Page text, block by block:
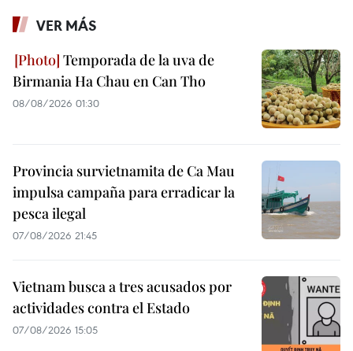
VER MÁS
Temporada de la uva de
Birmania Ha Chau en Can Tho
08/08/2026 01:30
Provincia survietnamita de Ca Mau
impulsa campaña para erradicar la
pesca ilegal
07/08/2026 21:45
Vietnam busca a tres acusados por
actividades contra el Estado
07/08/2026 15:05